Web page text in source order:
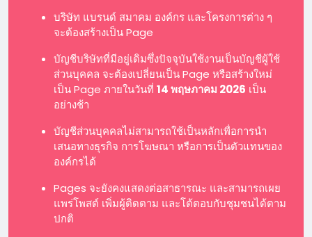
บริษัท แบรนด์ สมาคม องค์กร และโครงการต่าง ๆ
จะต้องสร้างเป็น Page
บัญชีบริษัทที่มีอยู่เดิมซึ่งปัจจุบันใช้งานเป็นบัญชีผู้ใช้
ส่วนบุคคล จะต้องเปลี่ยนเป็น Page หรือสร้างใหม่
เป็น Page ภายในวันที่ 14 พฤษภาคม 2026 เป็น
อย่างช้า
บัญชีส่วนบุคคลไม่สามารถใช้เป็นหลักเพื่อการนำ
เสนอทางธุรกิจ การโฆษณา หรือการเป็นตัวแทนของ
องค์กรได้
Pages จะยังคงแสดงต่อสาธารณะ และสามารถเผย
แพร่โพสต์ เพิ่มผู้ติดตาม และโต้ตอบกับชุมชนได้ตาม
ปกติ